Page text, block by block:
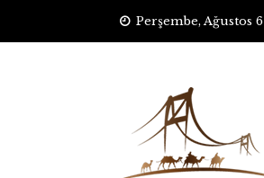
Perşembe, Ağustos 6